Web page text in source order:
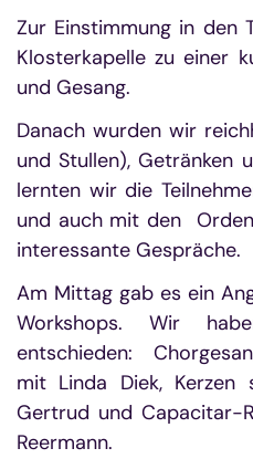
Zur Einstimmung in den
Klosterkapelle zu einer
und Gesang.
Danach wurden wir
und Stullen), Getränken
lernten wir die
und auch mit den
interessante Gespräche.
Am Mittag gab es ein
Workshops. Wir
entschieden:
mit Linda Diek,
Gertrud und Capacitar-
Reermann.